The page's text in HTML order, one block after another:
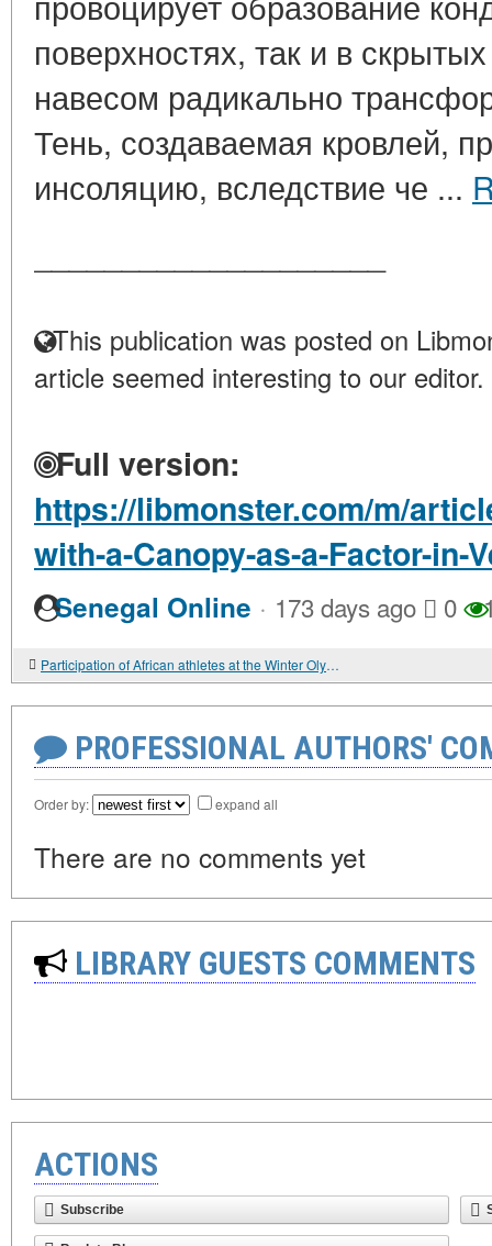
поверхностях, так и в
навесом радикально
Тень, создаваемая кровлей,
инсоляцию, вследствие че ...
This publication was posted on
article seemed interesting to our editor.
Full version:
https://libmonster.com/m/
with-a-Canopy-as-a-Factor-in-
Senegal Online · 173 days ago 0
Participation of African athletes at the Winter Olympics
PROFESSIONAL AUTHORS'
Order by: expand all
There are no comments yet
LIBRARY GUESTS COMMENTS
ACTIONS
Subscribe